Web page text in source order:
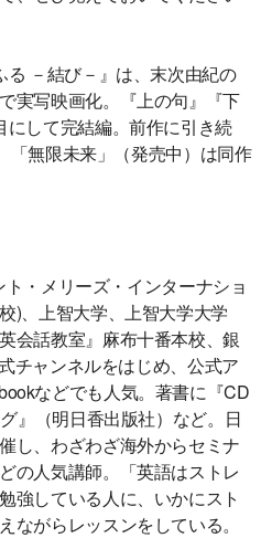
－結び－』は、末次由紀の
実写映画化。『上の句』『下
して完結編。前作に引き続
「無限未来」（発売中）は同作
・メリーズ・インターナショ
)、上智大学、上智大学大学
会話教室』麻布十番本校、銀
チャンネルをはじめ、公式ア
などでも人気。著書に『CD
』（明日香出版社）など。日
し、わざわざ海外からセミナ
の人気講師。「英語はストレ
強している人に、いかにスト
ながらレッスンをしている。